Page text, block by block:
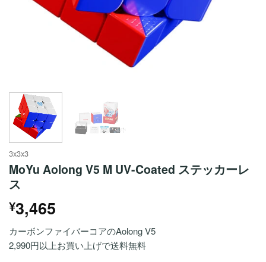
3x3x3
MoYu Aolong V5 M UV-Coated ステッカーレ
ス
¥3,465
カーボンファイバーコアのAolong V5
2,990円以上お買い上げで送料無料